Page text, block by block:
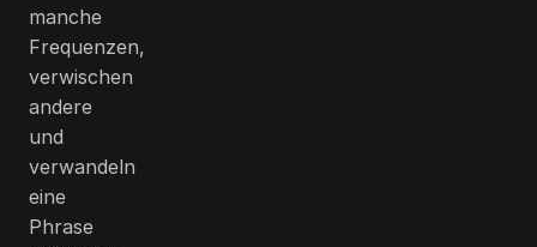
manche
Frequenzen,
verwischen
andere
und
verwandeln
eine
Phrase